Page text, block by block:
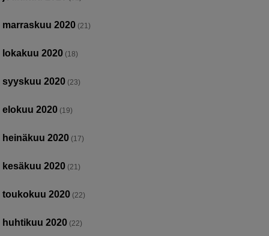
marraskuu 2020 (21)
lokakuu 2020 (18)
syyskuu 2020 (23)
elokuu 2020 (19)
heinäkuu 2020 (17)
kesäkuu 2020 (21)
toukokuu 2020 (22)
huhtikuu 2020 (22)